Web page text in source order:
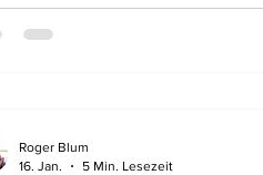
anderen Richtung auf. Von der
blinden Aggressivität
Roger Blum
16. Jan.
5 Min. Lesezeit